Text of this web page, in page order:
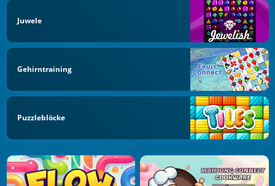
Juwele
Gehirntraining
Puzzleblöcke